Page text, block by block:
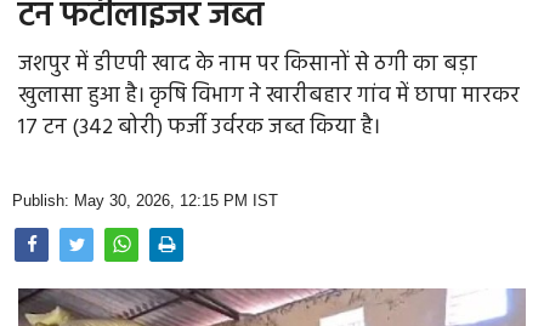
Farm & Food
Opinion
Photo Gallery
Home
टन फर्टीलाइजर जब्त
जशपुर में डीएपी खाद के नाम पर किसानों से ठगी का बड़ा
खुलासा हुआ है। कृषि विभाग ने खारीबहार गांव में छापा मारकर
17 टन (342 बोरी) फर्जी उर्वरक जब्त किया है।
Publish: May 30, 2026, 12:15 PM IST